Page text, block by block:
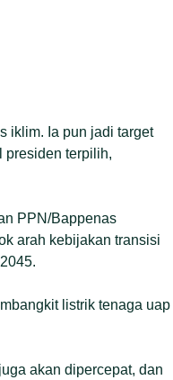
iklim. Ia pun jadi target
presiden terpilih,
PPN/Bappenas
arah kebijakan transisi
listrik tenaga uap
akan dipercepat, dan